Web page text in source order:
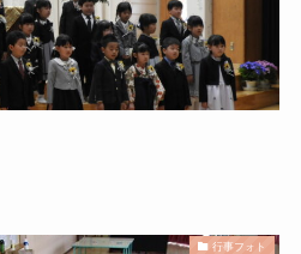
行事フォト